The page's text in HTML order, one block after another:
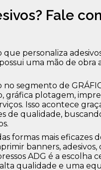
Fale
personaliza
uma mão de
segmento de
gráfica plotagem,
Isso acontece
de qualidade,
formas mais eficazes
banners,
ADG é a escolha
qualidade e uma